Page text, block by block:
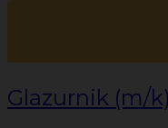
Glazurnik (m/